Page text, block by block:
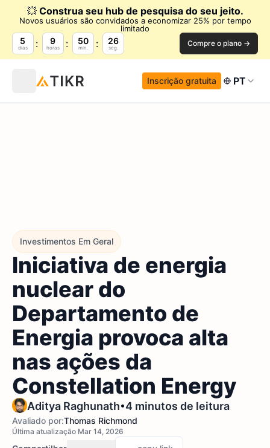
💥 Construa seu hub de pesquisa do seu jeito.
Novos usuários são convidados a economizar 25% por tempo
limitado
5
dias
9
horas
50
min.
25
seg. Compre o plano →
Inscrição gratuita PT
Investimentos Em Geral
Iniciativa de energia
nuclear do
Departamento de
Energia provoca alta
nas ações da
Constellation Energy
Aditya Raghunath•4 minutos de leitura
Avaliado por:Thomas Richmond
Última atualização Mar 14, 2026